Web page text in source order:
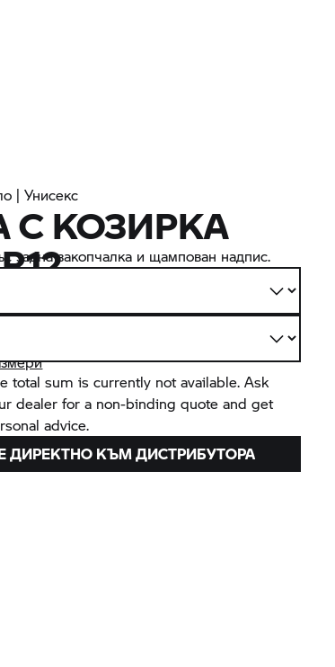
| Унисекс
С КОЗИРКА
задна закопчалка и щампован надпис.
total sum is currently not available. Ask
dealer for a non-binding quote and get
advice.
ДИРЕКТНО КЪМ ДИСТРИБУТОРА